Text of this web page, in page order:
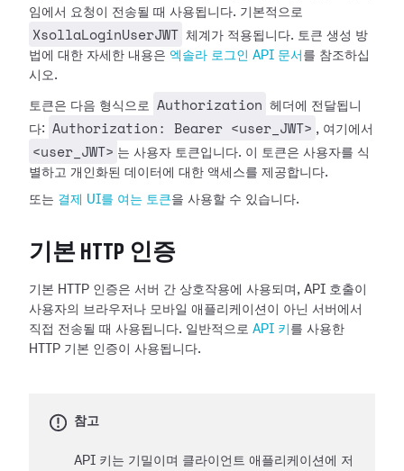
임에서 요청이 전송될 때 사용됩니다. 기본적으로
XsollaLoginUserJWT 체계가 적용됩니다. 토큰 생성 방
법에 대한 자세한 내용은 엑솔라 로그인 API 문서 를 참조하십
시오.
토큰은 다음 형식으로 Authorization
헤더에 전달됩니
다:
Authorization: Bearer <user_JWT> , 여기에서
<user_JWT> 는 사용자 토큰입니다. 이 토큰은 사용자를 식
별하고 개인화된 데이터에 대한 액세스를 제공합니다.
또는 결제 UI를 여는 토큰을 사용할 수 있습니다.
기본 HTTP 인증
기본 HTTP 인증은 서버 간 상호작용에 사용되며, API 호출이
사용자의 브라우저나 모바일 애플리케이션이 아닌 서버에서
직접 전송될 때 사용됩니다. 일반적으로 API 키 를 사용한
HTTP 기본 인증이 사용됩니다.
참고
API 키는 기밀이며 클라이언트 애플리케이션에 저